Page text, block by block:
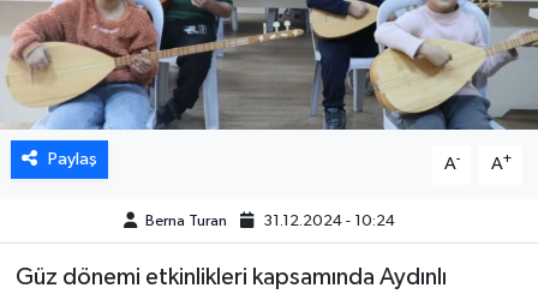
Paylaş A- A+
Berna Turan 31.12.2024 - 10:24
Güz dönemi etkinlikleri kapsamında Aydınlı
GENEL
GÜNDEM
HABERDE İNSAN